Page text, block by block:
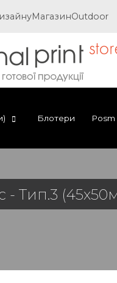
МагазинOutdoor
Блотери Posm
- Тип.3